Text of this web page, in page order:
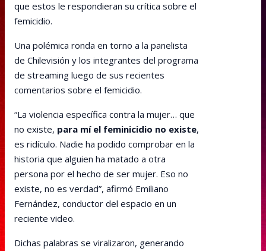
que estos le respondieran su crítica sobre el
femicidio.
Una polémica ronda en torno a la panelista
de Chilevisión y los integrantes del programa
de streaming luego de sus recientes
comentarios sobre el femicidio.
“La violencia específica contra la mujer… que
no existe, para mí el feminicidio no existe,
es ridículo. Nadie ha podido comprobar en la
historia que alguien ha matado a otra
persona por el hecho de ser mujer. Eso no
existe, no es verdad”, afirmó Emiliano
Fernández, conductor del espacio en un
reciente video.
Dichas palabras se viralizaron, generando